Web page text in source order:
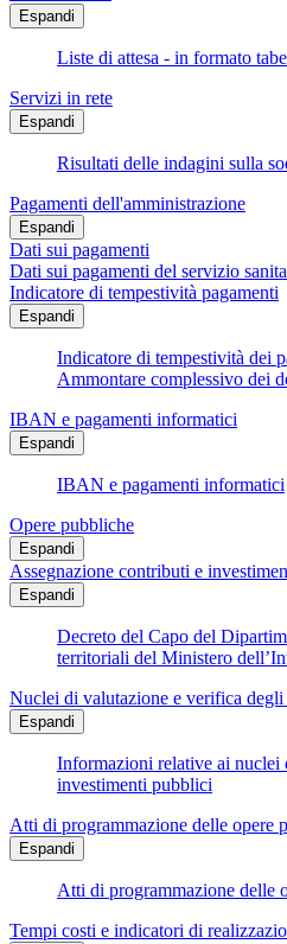
Espandi
Liste di attesa - in formato
Servizi in rete
Espandi
Risultati delle indagini sulla
Pagamenti dell'amministrazione
Espandi
Dati sui pagamenti
Dati sui pagamenti del servizio
Indicatore di tempestività pagamenti
Espandi
Indicatore di tempestività dei
Ammontare complessivo dei
IBAN e pagamenti informatici
Espandi
IBAN e pagamenti informatici
Opere pubbliche
Espandi
Assegnazione contributi e
Espandi
Decreto del Capo del
territoriali del Ministero
Nuclei di valutazione e verifica
Espandi
Informazioni relative ai nuclei
investimenti pubblici
Atti di programmazione delle opere
Espandi
Atti di programmazione delle
Tempi costi e indicatori di